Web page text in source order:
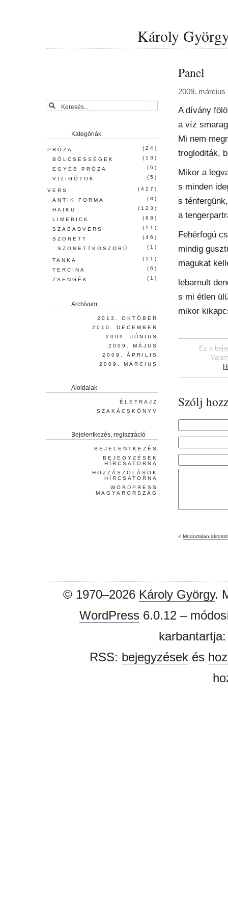
Károly
Panel
2009.
A dívány
a víz
Mi nem
trogloditák,
Mikor a
s minden
s
a
Fehérfogú
mindig
magukat
lebarnult
s mi étlen
mikor
Ez a
Szólj
« Modortalan
Kategóriák
PRÓZA
(24)
BÖLCSESSÉGEK
(13)
EGYÉB PRÓZA
(6)
VIZIGÓTOK
(5)
VERS
(427)
ANTIK FORMA
(8)
HAIKU
(123)
LIMERICK
(68)
SZABADVERS
(11)
SZONETT
(46)
SZONETTKOSZORÚ
(1)
TANKA
(11)
TERCINA
(6)
ZSENGÉK
(1)
Archívum
2013. OKTÓBER
2010. DECEMBER
2009. JÚNIUS
2009. MÁJUS
2009. ÁPRILIS
2009. MÁRCIUS
Aloldalak
ÉLETRAJZ
SZAKÁCSKÖNYV
Bejelentkezés, regisztráció
BEJELENTKEZÉS
BEJEGYZÉSEK
HÍRCSATORNA
HOZZÁSZÓLÁSOK
HÍRCSATORNA
WORDPRESS
MAGYARORSZÁG
© 1970–2026 Károly György.
WordPress6.0.12 –
RSS: bejegyzésekés